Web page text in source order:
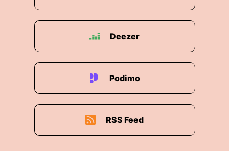
Deezer
Podimo
RSS Feed